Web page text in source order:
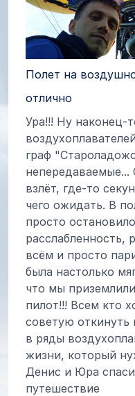
Полет на
отлично
Ура!!! Ну наконец-
граф
непередаваемые...
взлёт, где-то
чего ожидать. В
просто
расслабленность,
всём и просто
была настолько
что мы
пилот!!! Всем кто
советую откинуть
в ряды
жизни, который
Денис и Юра
путешествие